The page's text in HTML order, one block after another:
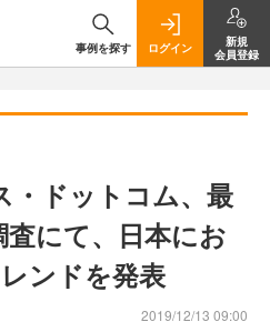
事例を探す ログイン
新規
会員登録
・ドットコム、最
にて、日本にお
ンドを発表
2019/12/13 09:00